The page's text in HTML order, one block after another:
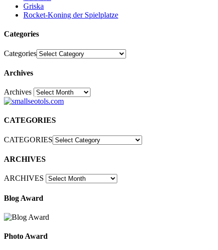
Griska
Rocket-Koning der Spielplatze
Categories
Categories
Archives
Archives30
CATEGORIES
CATEGORIES
ARCHIVES
ARCHIVES
Blog Award
Photo Award